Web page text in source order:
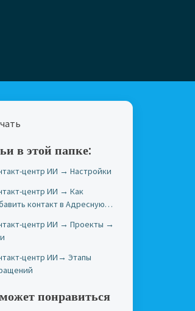
в этой папке:
центр ИИ → Настройки
центр ИИ → Как
контакт в Адресную
центр ИИ → Проекты →
центр ИИ→ Этапы
понравиться